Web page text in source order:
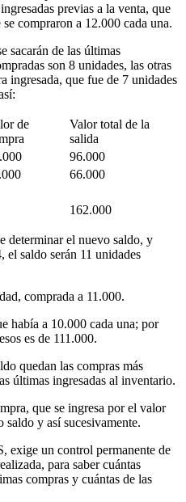
previas a la venta, que
compraron a 12.000 cada una.
sacarán de las últimas
son 8 unidades, las otras
ingresada, que fue de 7 unidades
de
Valor total de la
salida
96.000
66.000
162.000
determinar el nuevo saldo, y
saldo serán 11 unidades
comprada a 11.000.
había a 10.000 cada una; por
es de 111.000.
quedan las compras más
últimas ingresadas al inventario.
que se ingresa por el valor
saldo y así sucesivamente.
exige un control permanente de
para saber cuántas
compras y cuántas de las